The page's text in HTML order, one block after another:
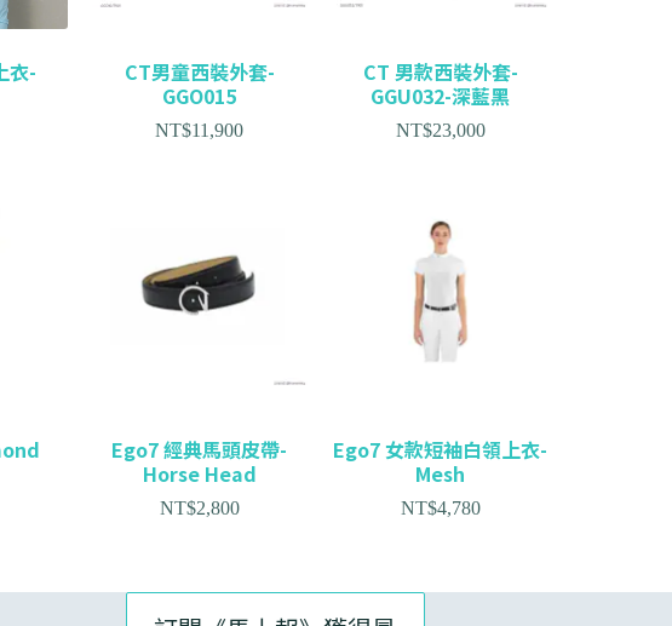
衣-
CT男童西裝外套-
GGO015
NT$11,900
CT 男款西裝外套-
GGU032-深藍黑
NT$23,000
Ego7 經典馬頭皮帶-
Horse Head
NT$2,800
Ego7 女款短袖白領上衣-
Mesh
NT$4,780